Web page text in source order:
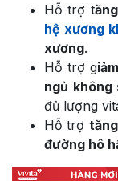
Hỗ trợ t
hệ xương
xương.
Hỗ trợ g
ngủ không
đủ lượng
Hỗ trợ
đường hô